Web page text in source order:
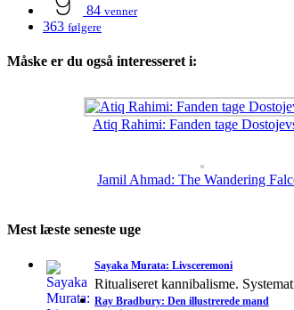
84 venner
363 følgere
Måske er du også interesseret i:
Atiq Rahimi: Fanden tage
Jamil Ahmad: The Wandering
Mest læste seneste uge
Sayaka Murata: Livsceremoni
Ritualiseret kannibalisme.
Ray Bradbury: Den illustrerede mand